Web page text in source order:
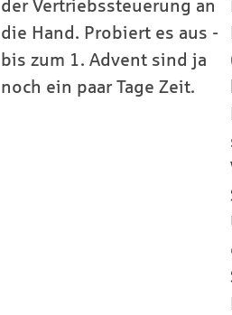
der Vertriebssteuerung an
die Hand. Probiert es aus -
bis zum 1. Advent sind ja
noch ein paar Tage Zeit.